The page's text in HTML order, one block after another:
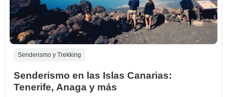
Senderismo y Trekking
Senderismo en las Islas Canarias:
Tenerife, Anaga y más